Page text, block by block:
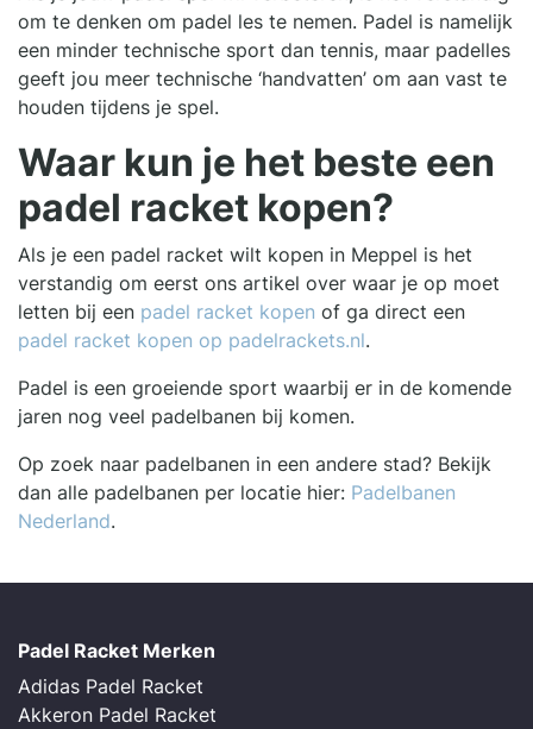
om te denken om padel les te nemen. Padel is namelijk
een minder technische sport dan tennis, maar padelles
geeft jou meer technische ‘handvatten’ om aan vast te
houden tijdens je spel.
Waar kun je het beste een
padel racket kopen?
Als je een padel racket wilt kopen in Meppel is het
verstandig om eerst ons artikel over waar je op moet
letten bij een padel racket kopen of ga direct een
padel racket kopen op padelrackets.nl.
Padel is een groeiende sport waarbij er in de komende
jaren nog veel padelbanen bij komen.
Op zoek naar padelbanen in een andere stad? Bekijk
dan alle padelbanen per locatie hier: Padelbanen
Nederland.
Padel Racket Merken
Adidas Padel Racket
Akkeron Padel Racket